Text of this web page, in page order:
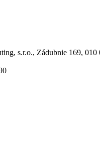
s.r.o., Zádubnie 169, 010